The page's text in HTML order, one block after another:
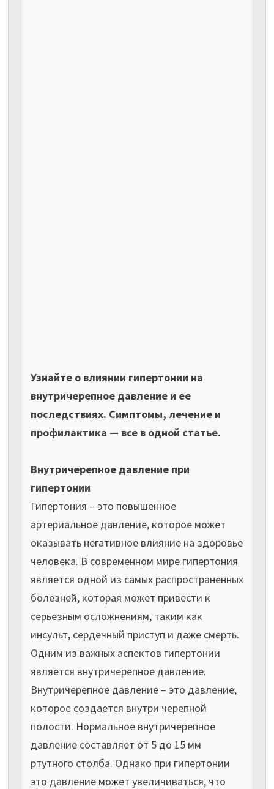
Узнайте о влиянии гипертонии на
внутричерепное давление и ее
последствиях. Симптомы, лечение и
профилактика — все в одной статье.
Внутричерепное давление при
гипертонии
Гипертония – это повышенное
артериальное давление, которое может
оказывать негативное влияние на здоровье
человека. В современном мире гипертония
является одной из самых распространенных
болезней, которая может привести к
серьезным осложнениям, таким как
инсульт, сердечный приступ и даже смерть.
Одним из важных аспектов гипертонии
является внутричерепное давление.
Внутричерепное давление – это давление,
которое создается внутри черепной
полости. Нормальное внутричерепное
давление составляет от 5 до 15 мм
ртутного столба. Однако при гипертонии
это давление может увеличиваться, что